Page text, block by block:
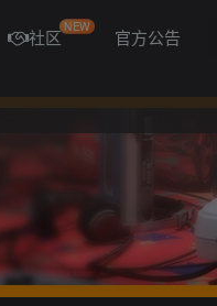
社区NEW 官方公告